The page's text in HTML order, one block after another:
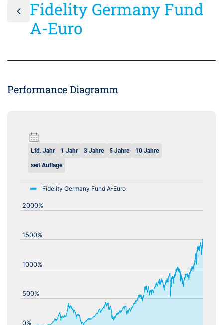
Fidelity Germany Fund
A-Euro
Performance Diagramm
Lfd. Jahr 1 Jahr 3 Jahre 5 Jahre 10 Jahre
seit Auflage